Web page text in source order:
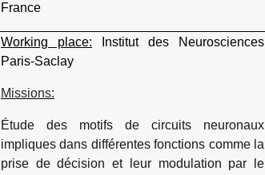
France
Working place: Institut des Neurosciences
Paris-Saclay
Missions:
Étude des motifs de circuits neuronaux
impliques dans différentes fonctions comme la
prise de décision et leur modulation par le